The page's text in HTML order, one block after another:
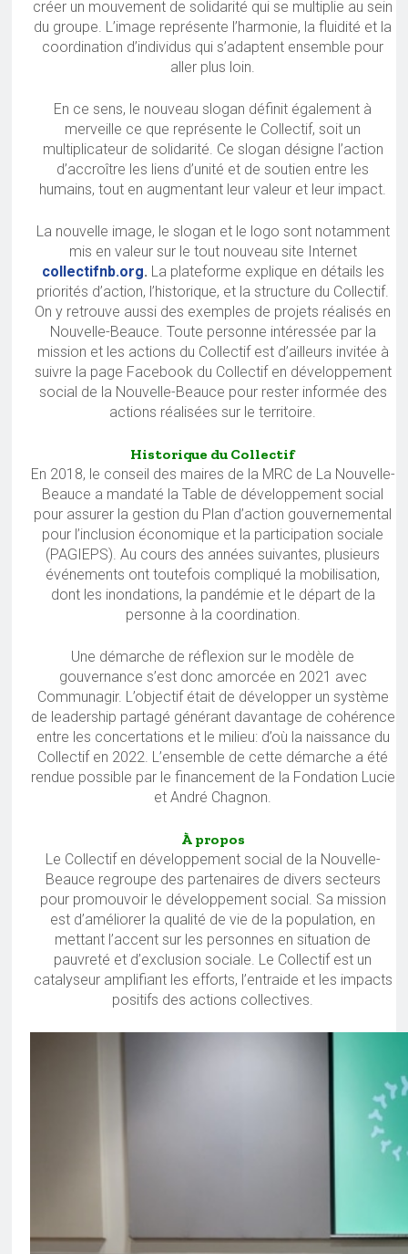
créer un mouvement de solidarité qui se multiplie au sein
du groupe. L’image représente l’harmonie, la fluidité et la
coordination d’individus qui s’adaptent ensemble pour
aller plus loin.
En ce sens, le nouveau slogan définit également à
merveille ce que représente le Collectif, soit un
multiplicateur de solidarité. Ce slogan désigne l’action
d’accroître les liens d’unité et de soutien entre les
humains, tout en augmentant leur valeur et leur impact.
La nouvelle image, le slogan et le logo sont notamment
mis en valeur sur le tout nouveau site Internet
collectifnb.org. La plateforme explique en détails les
priorités d’action, l’historique, et la structure du Collectif.
On y retrouve aussi des exemples de projets réalisés en
Nouvelle-Beauce. Toute personne intéressée par la
mission et les actions du Collectif est d’ailleurs invitée à
suivre la page Facebook du Collectif en développement
social de la Nouvelle-Beauce pour rester informée des
actions réalisées sur le territoire.
Historique du Collectif
En 2018, le conseil des maires de la MRC de La Nouvelle-
Beauce a mandaté la Table de développement social
pour assurer la gestion du Plan d’action gouvernemental
pour l’inclusion économique et la participation sociale
(PAGIEPS). Au cours des années suivantes, plusieurs
événements ont toutefois compliqué la mobilisation,
dont les inondations, la pandémie et le départ de la
personne à la coordination.
Une démarche de réflexion sur le modèle de
gouvernance s’est donc amorcée en 2021 avec
Communagir. L’objectif était de développer un système
de leadership partagé générant davantage de cohérence
entre les concertations et le milieu: d’où la naissance du
Collectif en 2022. L’ensemble de cette démarche a été
rendue possible par le financement de la Fondation Lucie
et André Chagnon.
À propos
Le Collectif en développement social de la Nouvelle-
Beauce regroupe des partenaires de divers secteurs
pour promouvoir le développement social. Sa mission
est d’améliorer la qualité de vie de la population, en
mettant l’accent sur les personnes en situation de
pauvreté et d’exclusion sociale. Le Collectif est un
catalyseur amplifiant les efforts, l’entraide et les impacts
positifs des actions collectives.